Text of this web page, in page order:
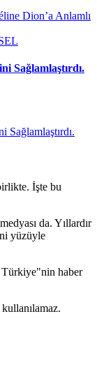
Sağlamlaştırdı.
İşte bu
da. Yıllardır
yüzüyle
haber